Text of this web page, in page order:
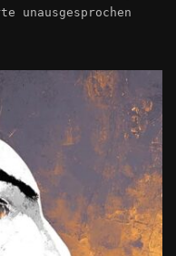
unausgesprochen